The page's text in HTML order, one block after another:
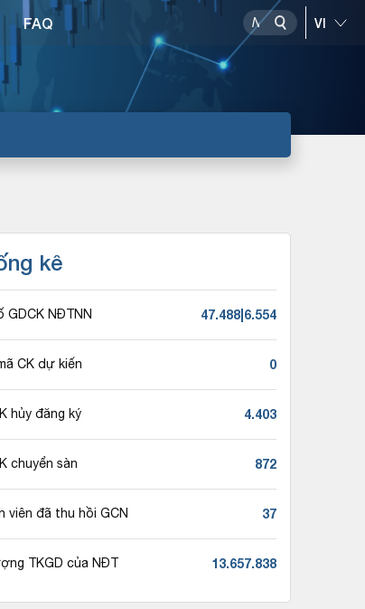
FAQ
kê
GDCK NĐTNN 47.488|6.554
CK dự kiến 0
hủy đăng ký 4.403
chuyển sàn 872
viên đã thu hồi GCN 37
TKGD của NĐT 13.657.838